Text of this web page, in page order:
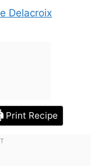
Delacroix
Print Recipe